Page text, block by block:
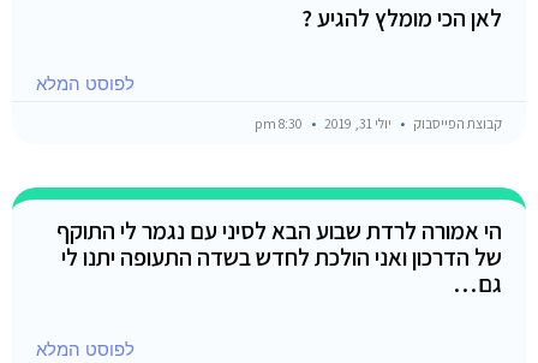
לאן הכי מומלץ להגיע ?
לפוסט המלא
קבוצת הפייסבוק יולי 31, 2019
הי אמורה לרדת שבוע הבא לסיני עם נגמר לי התוקף
של הדרכון ואני הולכת לחדש בשדה התעופה יתנו לי
גם…
לפוסט המלא